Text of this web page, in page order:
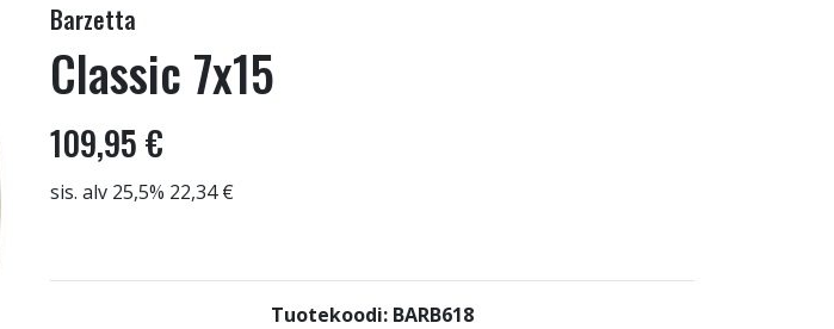
Barzetta
Classic 7x15
109,95 €
sis. alv 25,5% 22,34 €
Tuotekoodi: BARB618